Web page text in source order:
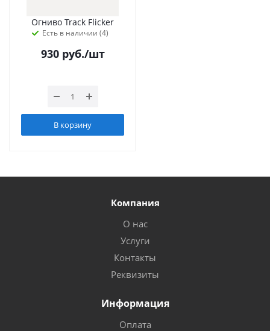
Огниво Track Flicker
Есть в наличии (4)
930руб./шт
В корзину
Компания
О нас
Услуги
Контакты
Реквизиты
Информация
Оплата